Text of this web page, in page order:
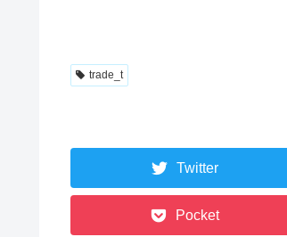
trade_t
Twitter
Pocket